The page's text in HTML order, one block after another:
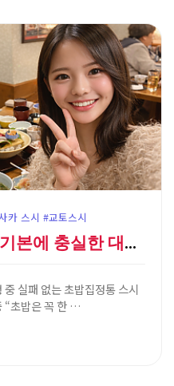
카 스시 #교토스시
일본 여행 필수 코스, 기본에 충실한 대중적인 스시 맛…
실패 없는 초밥집정통 스시
“초밥은 꼭 한 …